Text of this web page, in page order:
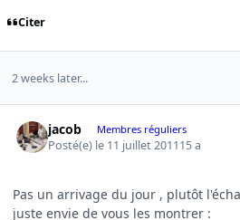
Citer
2 weeks later...
jacob Membres réguliers
Posté(e) le 11 juillet 201115 a
Pas un arrivage du jour , plutôt
juste envie de vous les montrer :